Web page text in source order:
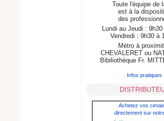
Toute l'équipe de
est à la
des
Lundi au Jeudi :
Vendredi : 9h30 à
Métro à
CHEVALERET ou
Bibiliothèque Fr.
Infos pratiques
Achetez vos
directement sur